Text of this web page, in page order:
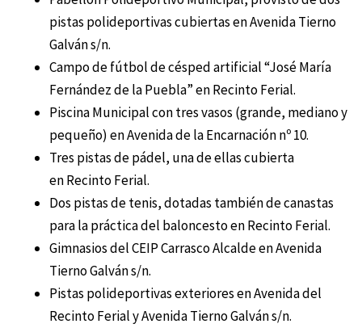
pistas polideportivas cubiertas en Avenida Tierno
Galván s/n.
Campo de fútbol de césped artificial “José María
Fernández de la Puebla” en Recinto Ferial.
Piscina Municipal con tres vasos (grande, mediano y
pequeño) en Avenida de la Encarnación nº 10.
Tres pistas de pádel, una de ellas cubierta
en Recinto Ferial.
Dos pistas de tenis, dotadas también de canastas
para la práctica del baloncesto en Recinto Ferial.
Gimnasios del CEIP Carrasco Alcalde en Avenida
Tierno Galván s/n.
Pistas polideportivas exteriores en Avenida del
Recinto Ferial y Avenida Tierno Galván s/n.